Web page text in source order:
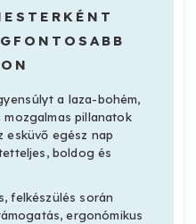
a laza-bohém,
pillanatok
esküvő egész nap
boldog és
felkészülés során
ergonómikus